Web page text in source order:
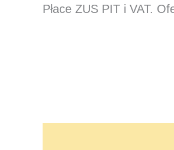
Płace ZUS PIT i VAT.